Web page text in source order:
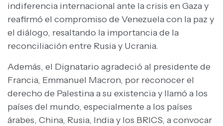
indiferencia internacional ante la crisis en Gaza y
reafirmó el compromiso de Venezuela con la paz y
el diálogo, resaltando la importancia de la
reconciliación entre Rusia y Ucrania.
Además, el Dignatario agradeció al presidente de
Francia, Emmanuel Macron, por reconocer el
derecho de Palestina a su existencia y llamó a los
países del mundo, especialmente a los países
árabes, China, Rusia, India y los BRICS, a convocar